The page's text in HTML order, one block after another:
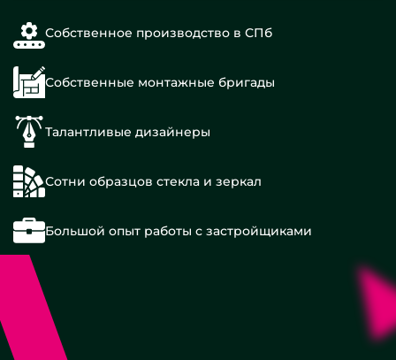
Собственное производство в СПб
Собственные монтажные бригады
Талантливые дизайнеры
Сотни образцов стекла и зеркал
Большой опыт работы с застройщиками
С
двойной
подсветкой